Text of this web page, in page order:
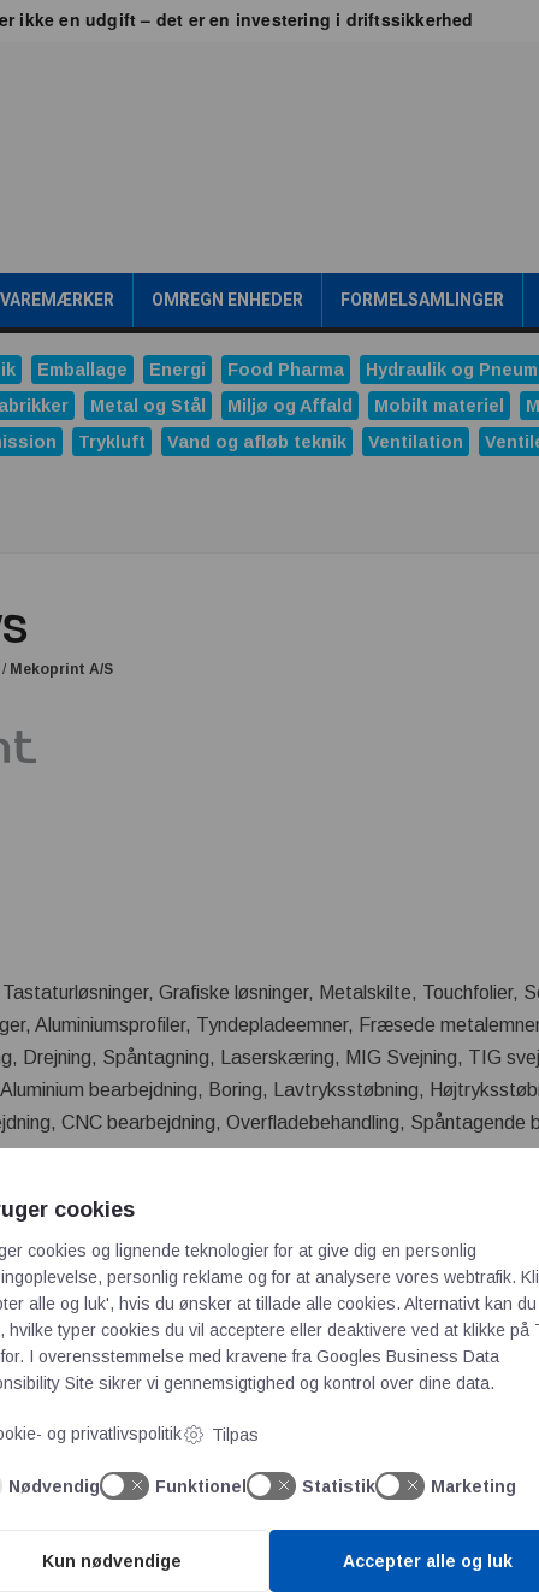
ikke en udgift – det er en investering i driftssikkerhed
en konkurrencefordel
trykreduktionsventiler
Ved du, hvornår produktet ændrer sig?
OMREGN ENHEDER FORMELSAMLINGER
Emballage Energi Food Pharma Hydraulik og
Metal og Stål Miljø og Affald Mobilt materiel
Trykluft Vand og afløb teknik Ventilation
/ Mekoprint A/S
Grafiske løsninger, Metalskilte, Touchfolier,
Aluminiumsprofiler, Tyndepladeemner, Fræsede
Drejning, Spåntagning, Laserskæring, MIG Svejning, TIG
bearbejdning, Boring, Lavtryksstøbning,
CNC bearbejdning, Overfladebehandling, Spåntagende
PARTNER
højteknologisk virksomhed med fokus på
De kundespecifikke løsninger, der skabes sammen
og den ideelle kombination og udnyttelse af egne og
– der sikrer, at du altid kommer effektivt fra idé til endelige
A/S
S
på CO₂-reduktion
produktion
cookies
cookies og lignende teknologier for at give dig en personlig
personlig reklame og for at analysere vores webtrafik.
alle og luk', hvis du ønsker at tillade alle cookies. Alternativt kan du
hvilke typer cookies du vil acceptere eller deaktivere ved at klikke på
I overensstemmelse med kravene fra Googles Business Data
Site sikrer vi gennemsigtighed og kontrol over dine data.
og privatlivspolitik Tilpas
Nødvendig Funktionel Statistik Marketing
Kun nødvendige Accepter alle og luk